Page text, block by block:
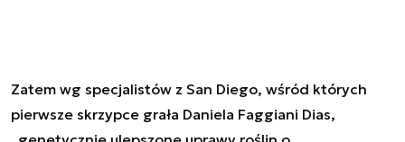
Zatem wg specjalistów z San Diego, wśród których
pierwsze skrzypce grała Daniela Faggiani Dias,